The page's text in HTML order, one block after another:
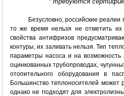
Безусловно, российские
то же время нельзя не отметить их
свойства антифризов
контуры, их заливать нельзя. Тип
параметры насоса и на возможность
оцинкованных трубопроводах,
отопительного оборудования в
Большинство теплоносителей может
однако не подходят для